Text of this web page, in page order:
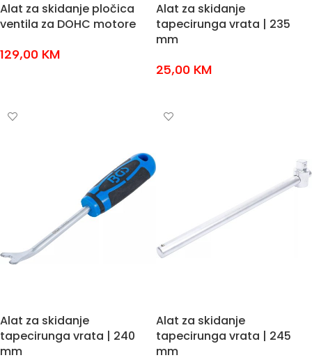
Alat za skidanje pločica
ventila za DOHC motore
129,00 KM
Alat za skidanje
tapecirunga vrata | 235
mm
25,00 KM
Alat za skidanje
tapecirunga vrata | 240
mm
Alat za skidanje
tapecirunga vrata | 245
mm